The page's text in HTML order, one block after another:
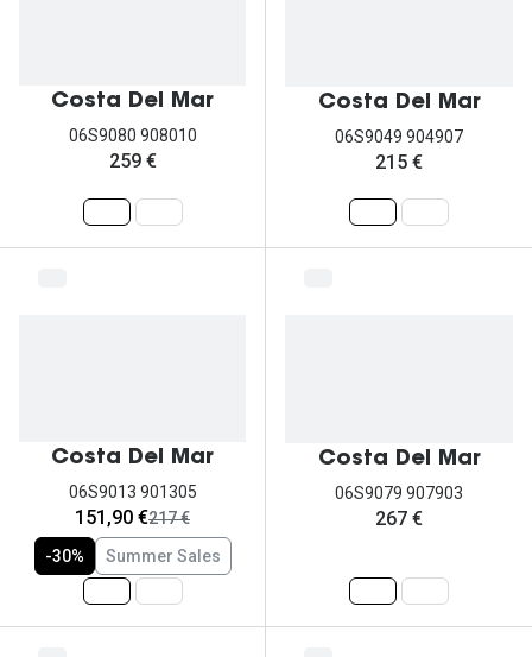
Costa Del Mar
06S9080 908010
259 €
Costa Del Mar
06S9049 904907
215 €
Costa Del Mar
06S9013 901305
agora:
151,90 €era:
217 €
-30%
Summer Sales
Costa Del Mar
06S9079 907903
267 €